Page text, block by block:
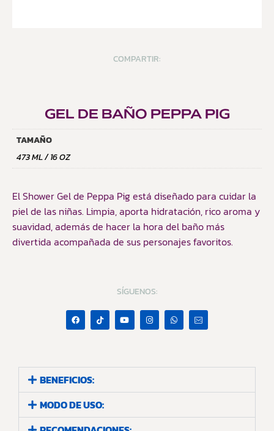
COMPARTIR:
GEL DE BAÑO PEPPA PIG
TAMAÑO
473 ML / 16 OZ
El Shower Gel de Peppa Pig está diseñado para cuidar la
piel de las niñas. Limpia, aporta hidratación, rico aroma y
suavidad, además de hacer la hora del baño más
divertida acompañada de sus personajes favoritos.
SÍGUENOS:
BENEFICIOS:
MODO DE USO: